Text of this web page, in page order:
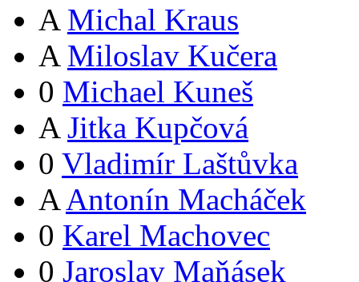
A Michal Kraus
A Miloslav Kučera
0 Michael Kuneš
A Jitka Kupčová
0 Vladimír Laštůvka
A Antonín Macháček
0 Karel Machovec
0 Jaroslav Maňásek